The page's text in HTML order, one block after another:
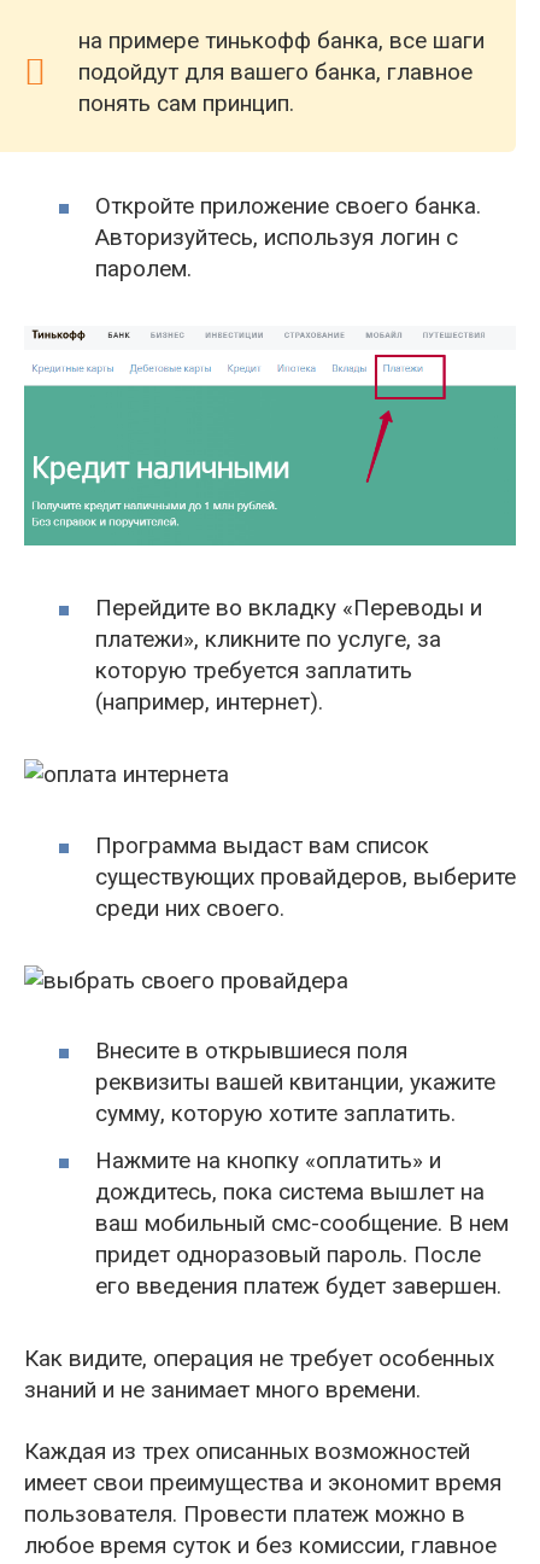
на примере тинькофф банка, все шаги
подойдут для вашего банка, главное
понять сам принцип.
Откройте приложение своего банка.
Авторизуйтесь, используя логин с
паролем.
Перейдите во вкладку «Переводы и
платежи», кликните по услуге, за
которую требуется заплатить
(например, интернет).
Программа выдаст вам список
существующих провайдеров, выберите
среди них своего.
Внесите в открывшиеся поля
реквизиты вашей квитанции, укажите
сумму, которую хотите заплатить.
Нажмите на кнопку «оплатить» и
дождитесь, пока система вышлет на
ваш мобильный смс-сообщение. В нем
придет одноразовый пароль. После
его введения платеж будет завершен.
Как видите, операция не требует особенных
знаний и не занимает много времени.
Каждая из трех описанных возможностей
имеет свои преимущества и экономит время
пользователя. Провести платеж можно в
любое время суток и без комиссии, главное